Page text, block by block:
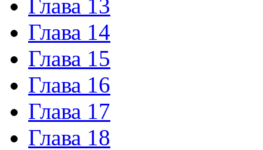
Глава 13
Глава 14
Глава 15
Глава 16
Глава 17
Глава 18